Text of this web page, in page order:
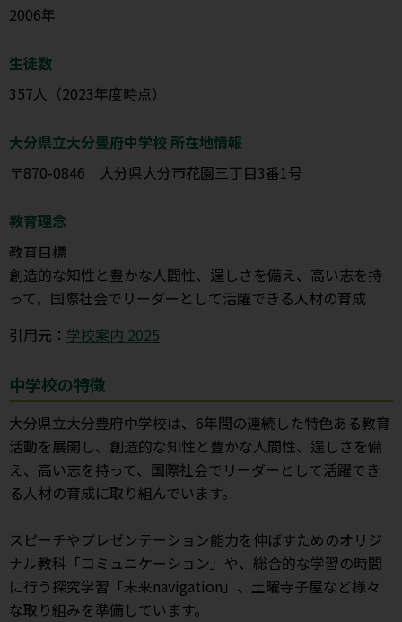
2006年
生徒数
357人（2023年度時点）
大分県立大分豊府中学校 所在地情報
〒870-0846 大分県大分市花園三丁目3番1号
教育理念
教育目標
創造的な知性と豊かな人間性、逞しさを備え、高い志を持
って、国際社会でリーダーとして活躍できる人材の育成
引用元： 学校案内 2025
中学校の特徴
大分県立大分豊府中学校は、6年間の連続した特色ある教育
活動を展開し、創造的な知性と豊かな人間性、逞しさを備
え、高い志を持って、国際社会でリーダーとして活躍でき
る人材の育成に取り組んでいます。
スピーチやプレゼンテーション能力を伸ばすためのオリジ
ナル教科「コミュニケーション」や、総合的な学習の時間
に行う探究学習「未来navigation」、土曜寺子屋など様々
な取り組みを準備しています。